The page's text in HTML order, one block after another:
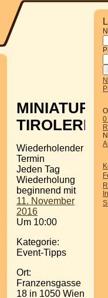
0
MINIATUR
Wiederholender
Termin
Jeden Tag
Wiederholung
beginnend mit
11. November
2016
Um 10:00
Kategorie:
Event-Tipps
Ort:
Franzensgasse
18 in 1050 Wien